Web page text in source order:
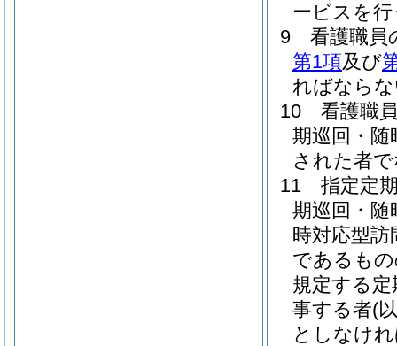
ービスを
9
看護職員
第1項及び
ればなら
10
看護職
期巡回・随
された者
11
指定定
期巡回・随
時対応型
であるも
規定する
事する者(
としなけ